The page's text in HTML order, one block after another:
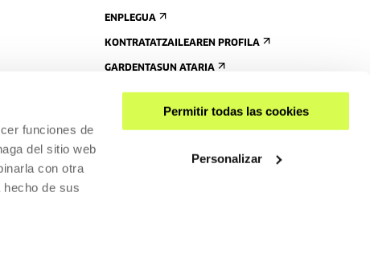
funciones de
del sitio web
con otra
hecho de sus
Permitir todas las cookies
Personalizar
ENPLEGUA
KONTRATATZAILEAREN PROFILA
GARDENTASUN ATARIA